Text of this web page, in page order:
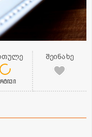
შეინახე